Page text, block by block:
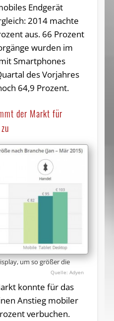
Endgerät
2014 machte
aus. 66 Prozent
wurden im
Smartphones
des Vorjahres
64,9 Prozent.
der Markt für
um so größer die
Adyen
konnte für das
Anstieg mobiler
verbuchen.